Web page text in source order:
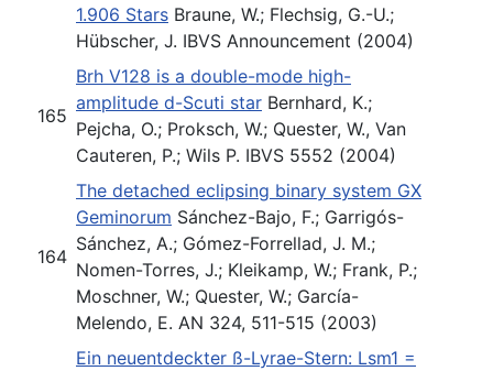
1.906 Stars Braune, W.; Flechsig, G.-U.;
Hübscher, J. IBVS Announcement (2004)
165
Brh V128 is a double-mode high-
amplitude d-Scuti star Bernhard, K.;
Pejcha, O.; Proksch, W.; Quester, W., Van
Cauteren, P.; Wils P. IBVS 5552 (2004)
164
The detached eclipsing binary system GX
Geminorum Sánchez-Bajo, F.; Garrigós-
Sánchez, A.; Gómez-Forrellad, J. M.;
Nomen-Torres, J.; Kleikamp, W.; Frank, P.;
Moschner, W.; Quester, W.; García-
Melendo, E. AN 324, 511-515 (2003)
Ein neuentdeckter ß-Lyrae-Stern: Lsm1 =